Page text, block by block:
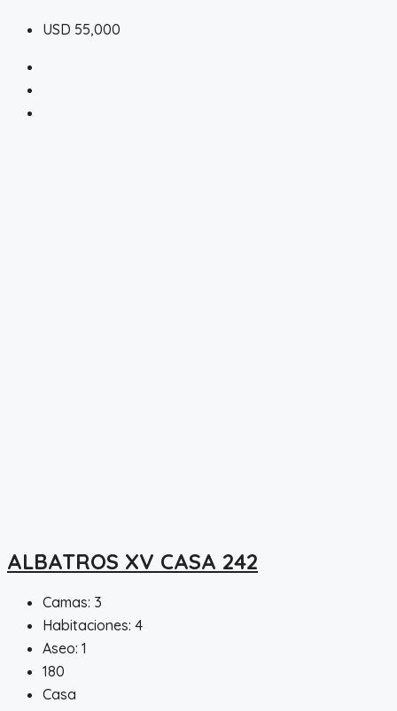
USD 55,000
ALBATROS XV CASA 242
Camas: 3
Habitaciones: 4
Aseo: 1
180
Casa